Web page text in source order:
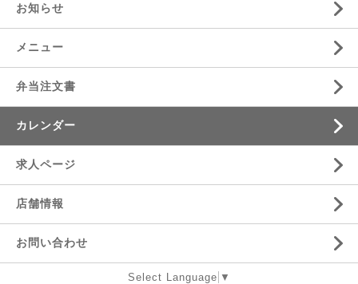
お知らせ
メニュー
弁当注文書
カレンダー
求人ページ
店舗情報
お問い合わせ
Select Language ▼